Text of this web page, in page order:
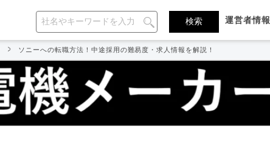
運営者情報
ソニーへの転職方法！中途採用の難易度・求人情報を解説！